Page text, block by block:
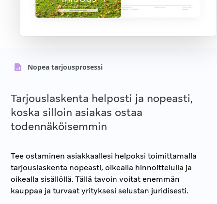
Nopea tarjousprosessi
Tarjouslaskenta helposti ja nopeasti,
koska silloin asiakas ostaa
todennäköisemmin
Tee ostaminen asiakkaallesi helpoksi toimittamalla
tarjouslaskenta nopeasti, oikealla hinnoittelulla ja
oikealla sisällöllä. Tällä tavoin voitat enemmän
kauppaa ja turvaat yrityksesi selustan juridisesti.